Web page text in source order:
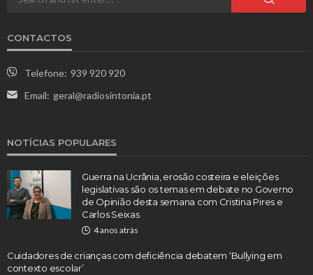
CONTACTOS
Telefone: 939 920 920
Email: geral@radiosintonia.pt
NOTÍCIAS POPULARES
Guerra na Ucrânia, erosão costeira e eleições
legislativas são os temas em debate no Governo
de Opinião desta semana com Cristina Pires e
Carlos Seixas
4 anos atrás
Cuidadores de crianças com deficiência debatem ‘Bullying em
contexto escolar’